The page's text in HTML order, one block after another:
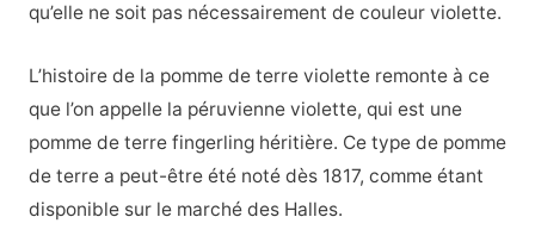
qu’elle ne soit pas nécessairement de couleur violette.
L’histoire de la pomme de terre violette remonte à ce
que l’on appelle la péruvienne violette, qui est une
pomme de terre fingerling héritière. Ce type de pomme
de terre a peut-être été noté dès 1817, comme étant
disponible sur le marché des Halles.